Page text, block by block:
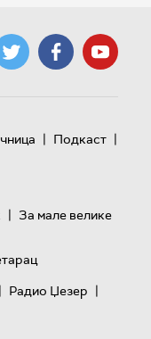
| Подкаст |
| За мале велике
| Радио Џезер |